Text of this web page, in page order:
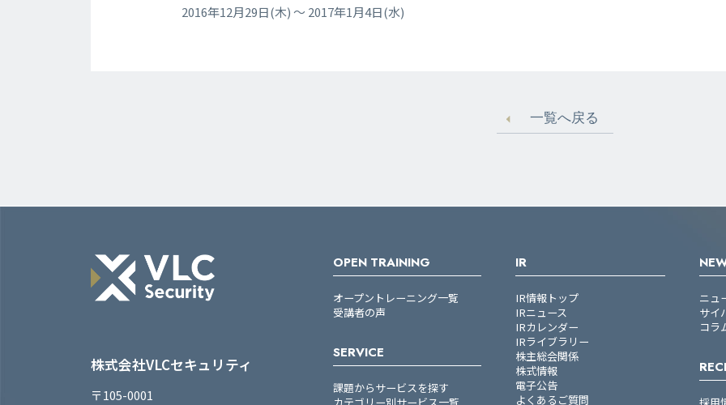
2016年12月29日(木) ～ 2017年1月4日(水)
一覧へ戻る
株式会社VLCセキュリティ
〒105-0001
OPEN TRAINING
オープントレーニング一覧
受講者の声
SERVICE
課題からサービスを探す
IR
IR情報トップ
IRニュース
IRカレンダー
IRライブラリー
株主総会関係
株式情報
電子公告
よくあるご質問
ニュ
サイ
コラ